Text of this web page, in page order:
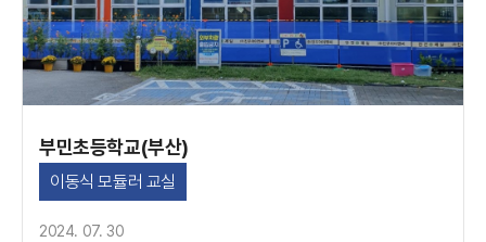
부민초등학교(부산)
이동식 모듈러 교실
2024. 07. 30